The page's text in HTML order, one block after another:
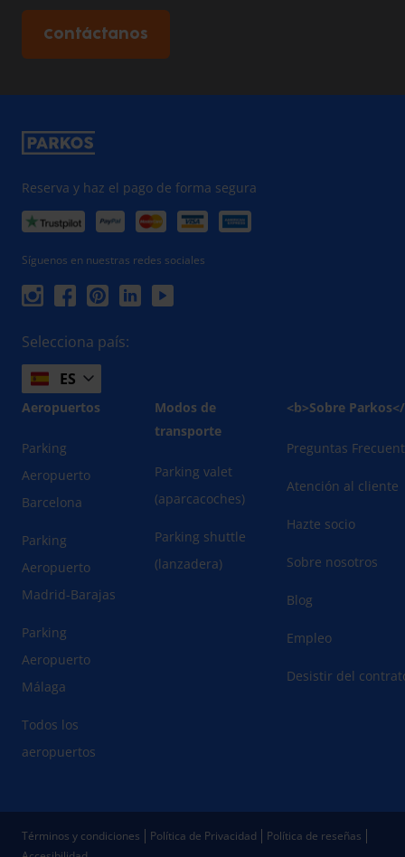
Contáctanos
Reserva y haz el pago de forma segura
Síguenos en nuestras redes sociales
Selecciona país:
ES
Aeropuertos
Parking
Aeropuerto
Barcelona
Parking
Aeropuerto
Madrid-Barajas
Parking
Aeropuerto
Málaga
Todos los
aeropuertos
Modos de
transporte
Parking valet
(aparcacoches)
Parking shuttle
(lanzadera)
<b>Sobre
Preguntas
Atención al cliente
Hazte socio
Sobre nosotros
Blog
Empleo
Desistir del
Términos y condiciones Política de Privacidad
Política de reseñas